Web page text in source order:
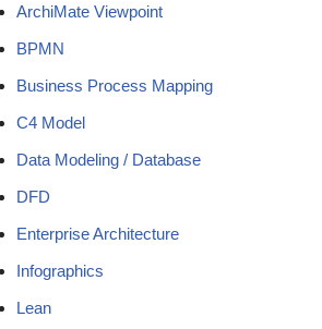
ArchiMate Viewpoint
BPMN
Business Process Mapping
C4 Model
Data Modeling / Database
DFD
Enterprise Architecture
Infographics
Lean